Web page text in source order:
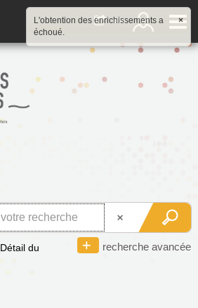
recherche avancée
Détail du
×
L'obtention des enrichissements a
échoué.